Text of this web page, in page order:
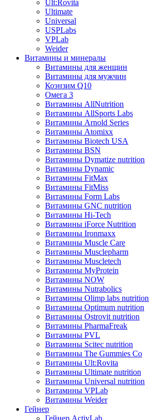
Ult:Rovita
Ultimate
Universal
USPLabs
VPLab
Weider
Витамины и минералы
Витамины для женщин
Витамины для мужчин
Коэнзим Q10
Омега 3
Витамины AllNutrition
Витамины AllSports Labs
Витамины Arnold Series
Витамины Atomixx
Витамины Biotech USA
Витамины BSN
Витамины Dymatize nutrition
Витамины Dynamic
Витамины FitMax
Витамины FitMiss
Витамины Form Labs
Витамины GNC nutrition
Витамины Hi-Tech
Витамины iForce Nutrition
Витамины Ironmaxx
Витамины Muscle Care
Витамины Musclepharm
Витамины Muscletech
Витамины MyProtein
Витамины NOW
Витамины Nutrabolics
Витамины Olimp labs nutrition
Витамины Optimum nutrition
Витамины Ostrovit nutrition
Витамины PharmaFreak
Витамины PVL
Витамины Scitec nutrition
Витамины The Gummies Co
Витамины Ult:Rovita
Витамины Ultimate nutrition
Витамины Universal nutrition
Витамины VPLab
Витамины Weider
Гейнер
Гейнер ActivLab